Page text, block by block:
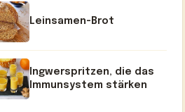
Leinsamen-Brot
Ingwerspritzen, die das
Immunsystem stärken